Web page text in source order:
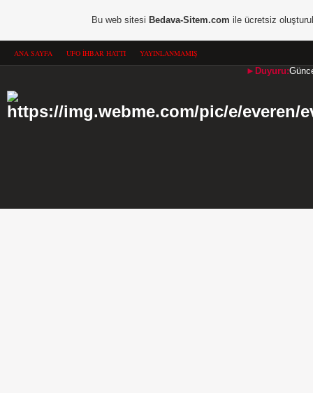
ANA SAYFA UFO İHBAR HATTI YAYINLANMAMIŞ
►Duyuru:
Bu web sitesi Bedava-Sitem.com ile ücretsiz